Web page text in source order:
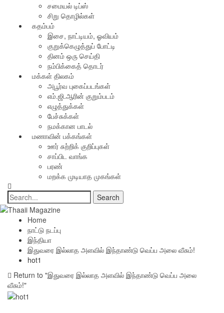
சமையல் டிப்ஸ்
சிறு தொழில்கள்
கதம்பம்
இசை, நாட்டியம், ஓவியம்
குறுக்கெழுத்துப் போட்டி
தினம் ஒரு செய்தி
நம்பிக்கைத் தொடர்
மக்கள் திலகம்
அபூர்வ புகைப்படங்கள்
எம்.ஜி.ஆரின் குறும்படம்
எழுத்துக்கள்
பேச்சுக்கள்
நமக்கான பாடல்
மணாவின் பக்கங்கள்
ஊர் சுற்றிக் குறிப்புகள்
சாப்பிட வாங்க
பரண்
மறக்க முடியாத முகங்கள்
Home
நாட்டு நடப்பு
இந்தியா
இதுவரை இல்லாத அளவில் இந்தாண்டு வெப்ப அலை வீசும்!
hot1
Return to "இதுவரை இல்லாத அளவில் இந்தாண்டு வெப்ப அலை
வீசும்!"